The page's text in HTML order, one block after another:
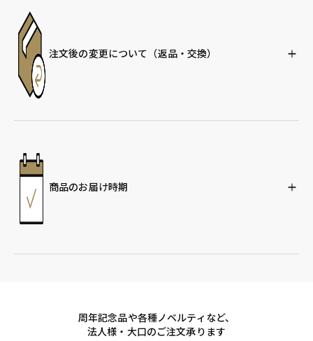
注文後の変更について （返品・交換）
商品のお届け時期
周年記念品や各種ノベルティなど、
法人様・大口のご注文承ります